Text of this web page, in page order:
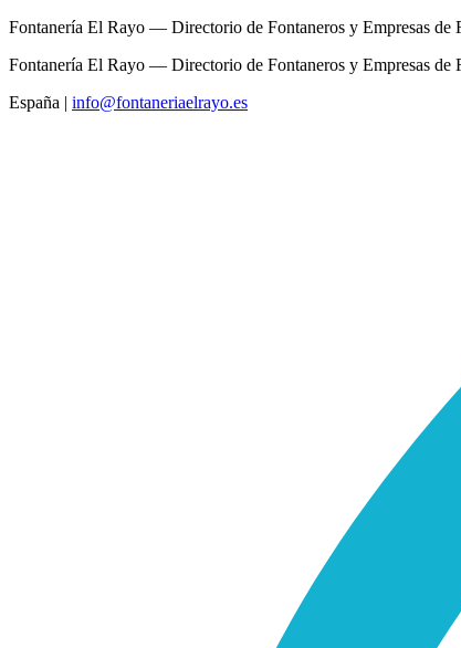
Fontanería El Rayo — Directorio de Fontaneros y Empresas de
Fontanería El Rayo — Directorio de Fontaneros y Empresas de
España | info@fontaneriaelrayo.es